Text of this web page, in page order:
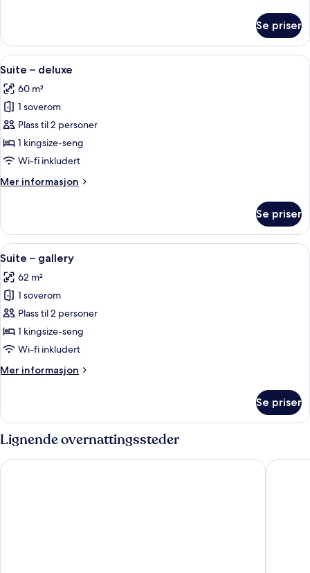
–
superior
Se priser
Åpne
alle
bildene
av
Suite
–
deluxe
Sengetøy av topp kvalitet, minibar,
5
Suite – deluxe
60 m²
1 soverom
Plass til 2 personer
1 kingsize-seng
Wi-fi inkludert
Mer informasjon
Mer
–
deluxe
Se priser
Åpne
alle
bildene
av
Suite
–
gallery
Suite – gallery | Sengetøy av topp
7
Suite – gallery
62 m²
1 soverom
Plass til 2 personer
1 kingsize-seng
Wi-fi inkludert
Mer informasjon
Mer
–
Se priser
Lignende overnattingssteder
Hotel Torbräu Cortiina